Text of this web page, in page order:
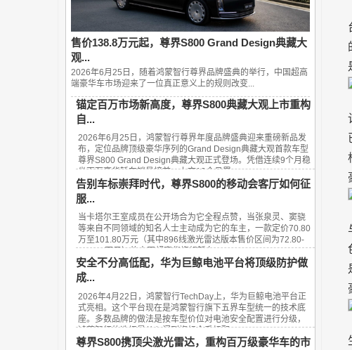
售价138.8万元起，尊界S800 Grand Design典藏大
观...
2026年6月25日，随着鸿蒙智行尊界品牌盛典的举行，中国超高
端豪华车市场迎来了一位真正意义上的规则改变...
锚定百万市场新高度，尊界S800典藏大观上市重构
自...
2026年6月25日，鸿蒙智行尊界年度品牌盛典迎来重磅新品发
布，定位品牌顶级豪华序列的Grand Design典藏大观首款车型
尊界S800 Grand Design典藏大观正式登场。凭借连续9个月稳
坐百万豪华轿车销量榜首、上市13个月累...
告别车标崇拜时代，尊界S800的移动会客厅如何征
服...
当卡塔尔王室成员在公开场合为它全程点赞，当张泉灵、窦骁
等来自不同领域的知名人士主动成为它的车主，一款定价70.80
万至101.80万元（其中896线激光雷达版本售价区间为72.80-
101.80万元）的中国超豪华旗舰轿车——...
安全不分高低配，华为巨鲸电池平台将顶级防护做
成...
2026年4月22日，鸿蒙智行TechDay上，华为巨鲸电池平台正
式亮相。这个平台现在是鸿蒙智行旗下五界车型统一的技术底
座。多数品牌的做法是按车型价位对电池安全配置进行分级，
鸿蒙智行的选择是从入门到旗舰全系标配...
尊界S800携顶尖激光雷达，重构百万级豪华车的市